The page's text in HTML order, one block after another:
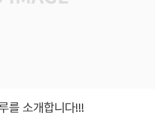
를 소개합니다!!!